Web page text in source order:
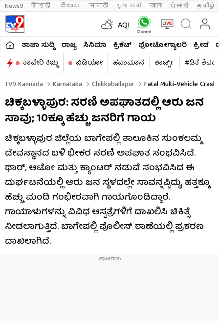
News9 हिन्दी తెలుగు मराठी ગુજરાતી বাংলা ਪੰਜਾਬੀ தமிழ்
AQI
ತಾಜಾ ಸುದ್ದಿ ರಾಜ್ಯ ಸಿನಿಮಾ ಕ್ರಿಕೆಟ್​ ಫೋಟೋಗ್ಯಾಲರಿ ಕ್ರೀಡೆ
ಕಾವೇರಿ ಕಿಚ್ಚು
ವಿಡಿಯೋ ಹವಾಮಾನ ಶಾರ್ಟ್ಸ್​
#ಡಿಕೆ
TV9 Kannada
Karnataka Chikkaballapur Fatal Multi-Vehicle
ಚಿಕ್ಕಬಳ್ಳಾಪುರ: ಸರಣಿ ಅಪಘಾತದಲ್ಲಿ ಆರು ಜನ
ಸಾವು; 10ಕ್ಕೂ ಹೆಚ್ಚು ಜನರಿಗೆ ಗಾಯ
ಚಿಕ್ಕಬಳ್ಳಾಪುರ ಜಿಲ್ಲೆಯ ಬಾಗೇಪಲ್ಲಿ ತಾಲೂಕಿನ ಸುಂಕಲಮ್ಮ
ದೇವಸ್ಥಾನದ ಬಳಿ ಭೀಕರ ಸರಣಿ ಅಪಘಾತ ಸಂಭವಿಸಿದೆ.
ಥಾರ್, ಆಟೋ ಮತ್ತು ಕ್ಯಾಂಟರ್ ನಡುವೆ ಸಂಭವಿಸಿದ ಈ
ದುರ್ಘಟನೆಯಲ್ಲಿ ಆರು ಜನ ಸ್ಥಳದಲ್ಲೇ ಸಾವನ್ನಪ್ಪಿದ್ದು, ಹತ್ತಕ್ಕೂ
ಹೆಚ್ಚು ಮಂದಿ ಗಂಭೀರವಾಗಿ ಗಾಯಗೊಂಡಿದ್ದಾರೆ.
ಗಾಯಾಳುಗಳನ್ನು ವಿವಿಧ ಆಸ್ಪತ್ರೆಗಳಿಗೆ ದಾಖಲಿಸಿ ಚಿಕಿತ್ಸೆ
ನೀಡಲಾಗುತ್ತಿದೆ. ಬಾಗೇಪಲ್ಲಿ ಪೊಲೀಸ್ ಠಾಣೆಯಲ್ಲಿ ಪ್ರಕರಣ
ದಾಖಲಾಗಿದೆ.